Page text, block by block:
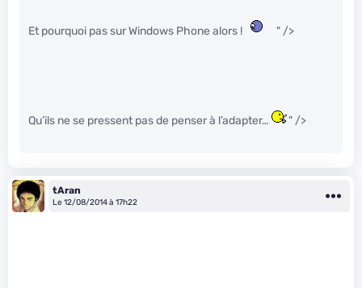
Et pourquoi pas sur Windows Phone alors ! " />
Qu’ils ne se pressent pas de penser à l’adapter… " />
tAran
Le 12/08/2014 à 17h22